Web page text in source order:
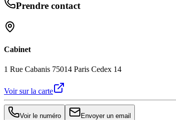
Prendre contact
Cabinet
1 Rue Cabanis 75014 Paris Cedex 14
Voir sur la carte
Voir le numéro Envoyer un email